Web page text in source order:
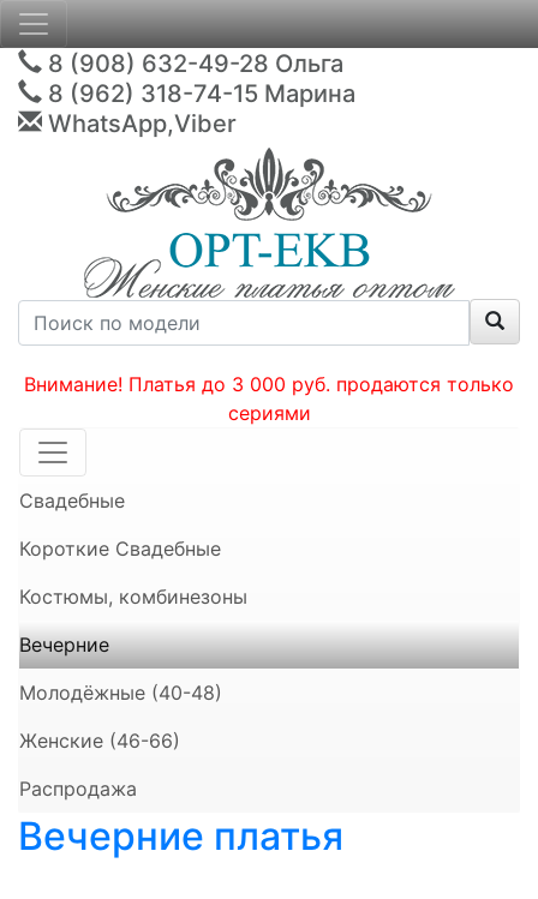
8 (908) 632-49-28 Ольга
8 (962) 318-74-15 Марина
WhatsApp,Viber
Внимание! Платья до 3 000 руб. продаются только
сериями
Свадебные
Короткие Свадебные
Костюмы, комбинезоны
Вечерние
Молодёжные (40-48)
Женские (46-66)
Распродажа
Вечерние платья